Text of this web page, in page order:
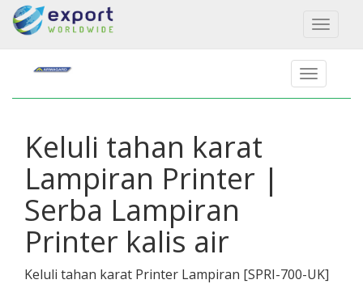
Toggle
Keluli tahan karat
Lampiran Printer |
Serba Lampiran
Printer kalis air
Keluli tahan karat Printer Lampiran [SPRI-700-UK]